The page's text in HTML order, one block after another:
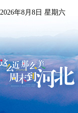
2026年8月8日 星期六